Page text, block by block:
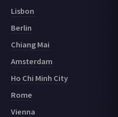
Lisbon
Berlin
Chiang Mai
Amsterdam
Ho Chi Minh City
Rome
Vienna